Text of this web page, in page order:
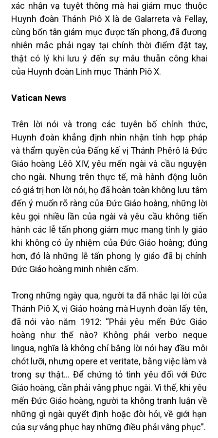
xác nhận vạ tuyệt thông mà hai giám mục thuộc
Huynh đoàn Thánh Piô X là de Galarreta và Fellay,
cùng bốn tân giám mục được tấn phong, đã đương
nhiên mắc phải ngay tại chính thời điểm đặt tay,
thật có lý khi lưu ý đến sự mâu thuẫn công khai
của Huynh đoàn Linh mục Thánh Piô X.
Vatican News
Trên lời nói và trong các tuyên bố chính thức,
Huynh đoàn khẳng định nhìn nhận tính hợp pháp
và thẩm quyền của Đấng kế vị Thánh Phêrô là Đức
Giáo hoàng Lêô XIV, yêu mến ngài và cầu nguyện
cho ngài. Nhưng trên thực tế, mà hành động luôn
có giá trị hơn lời nói, họ đã hoàn toàn không lưu tâm
đến ý muốn rõ ràng của Đức Giáo hoàng, những lời
kêu gọi nhiều lần của ngài và yêu cầu không tiến
hành các lễ tấn phong giám mục mang tính ly giáo
khi không có ủy nhiệm của Đức Giáo hoàng; đúng
hơn, đó là những lễ tấn phong ly giáo đã bị chính
Đức Giáo hoàng minh nhiên cấm.
Trong những ngày qua, người ta đã nhắc lại lời của
Thánh Piô X, vị Giáo hoàng mà Huynh đoàn lấy tên,
đã nói vào năm 1912: “Phải yêu mến Đức Giáo
hoàng như thế nào? Không phải verbo neque
lingua, nghĩa là không chỉ bằng lời nói hay đầu môi
chót lưỡi, nhưng opere et veritate, bằng việc làm và
trong sự thật… Để chứng tỏ tình yêu đối với Đức
Giáo hoàng, cần phải vâng phục ngài. Vì thế, khi yêu
mến Đức Giáo hoàng, người ta không tranh luận về
những gì ngài quyết định hoặc đòi hỏi, về giới hạn
của sự vâng phục hay những điều phải vâng phục”.